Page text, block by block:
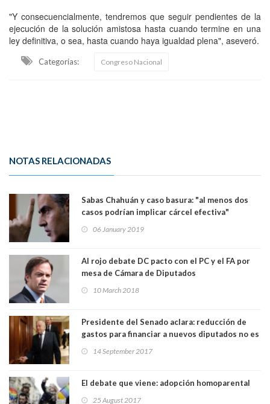
"Y consecuencialmente, tendremos que seguir pendientes de la
ejecución de la solución amistosa hasta cuando termine en una
ley definitiva, o sea, hasta cuando haya igualdad plena", aseveró.
Categorias: Congreso Nacional
NOTAS RELACIONADAS
Sabas Chahuán y caso basura: "al menos dos
casos podrían implicar cárcel efectiva"
06 January 2019
Al rojo debate DC pacto con el PC y el FA por
mesa de Cámara de Diputados
10 March 2018
Presidente del Senado aclara: reducción de
gastos para financiar a nuevos diputados no es
14 September 2017
El debate que viene: adopción homoparental
25 August 2017